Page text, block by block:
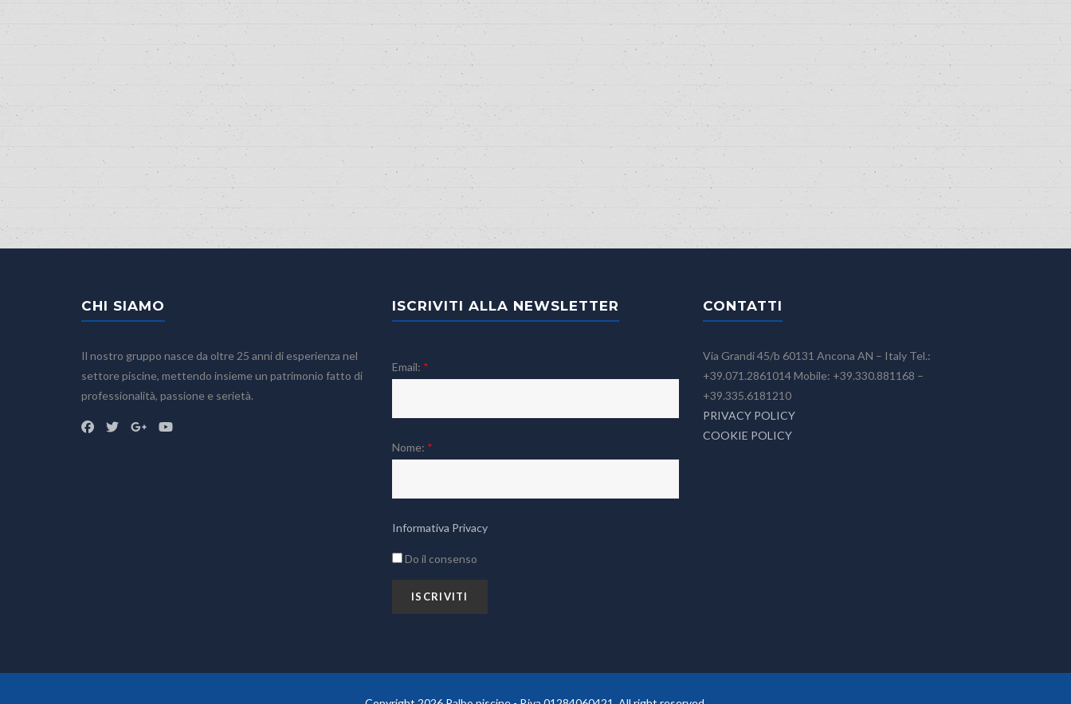
CHI SIAMO
Il nostro gruppo nasce da oltre 25 anni di esperienza nel
settore piscine, mettendo insieme un patrimonio fatto di
professionalità, passione e serietà.
ISCRIVITI ALLA NEWSLETTER
Email: *
Nome: *
Informativa Privacy
Do il consenso
CONTATTI
Via Grandi 45/b 60131 Ancona AN – Italy Tel.:
+39.071.2861014 Mobile: +39.330.881168 –
+39.335.6181210
PRIVACY POLICY
COOKIE POLICY